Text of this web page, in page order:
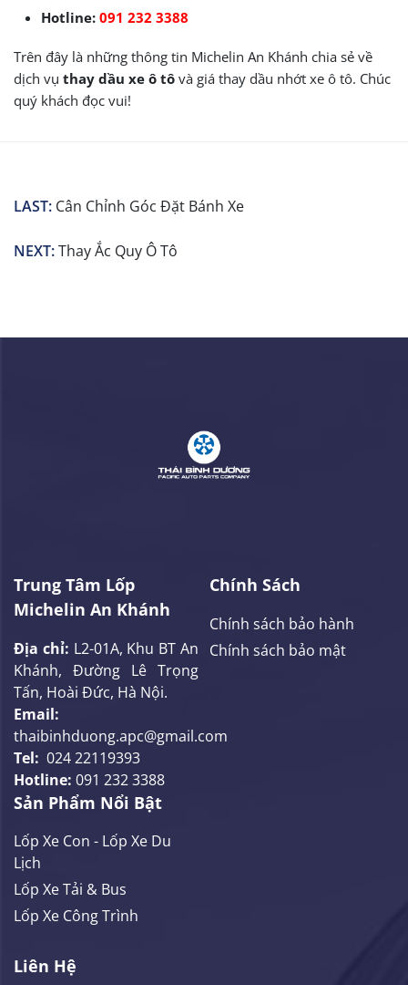
Hotline: 091 232 3388
Trên đây là những thông tin Michelin An Khánh chia sẻ về
dịch vụ thay dầu xe ô tô và giá thay dầu nhớt xe ô tô. Chúc
quý khách đọc vui!
LAST: Cân Chỉnh Góc Đặt Bánh Xe
NEXT:Thay Ắc Quy Ô Tô
Trung Tâm Lốp
Michelin An Khánh
Địa chỉ: L2-01A, Khu BT An
Khánh, Đường Lê Trọng
Tấn, Hoài Đức, Hà Nội.
Email:
thaibinhduong.apc@gmail.com
Tel: 024 22119393
Hotline: 091 232 3388
Chính Sách
Chính sách bảo hành
Chính sách bảo mật
Sản Phẩm Nổi Bật
Lốp Xe Con - Lốp Xe Du
Lịch
Lốp Xe Tải & Bus
Lốp Xe Công Trình
Liên Hệ